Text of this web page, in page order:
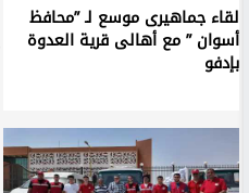
لقاء جماهيرى موسع لـ ”محافظ
أسوان ” مع أهالى قرية العدوة
بإدفو